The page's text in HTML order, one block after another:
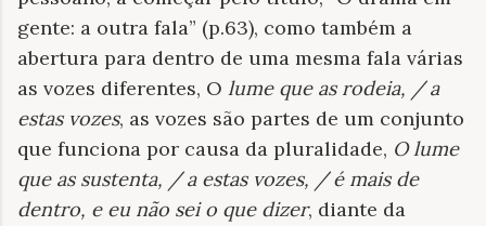
gente: a outra fala” (p.63), como também a
abertura para dentro de uma mesma fala várias
as vozes diferentes, O lume que as rodeia, / a
estas vozes, as vozes são partes de um conjunto
que funciona por causa da pluralidade, O lume
que as sustenta, / a estas vozes, / é mais de
dentro, e eu não sei o que dizer, diante da